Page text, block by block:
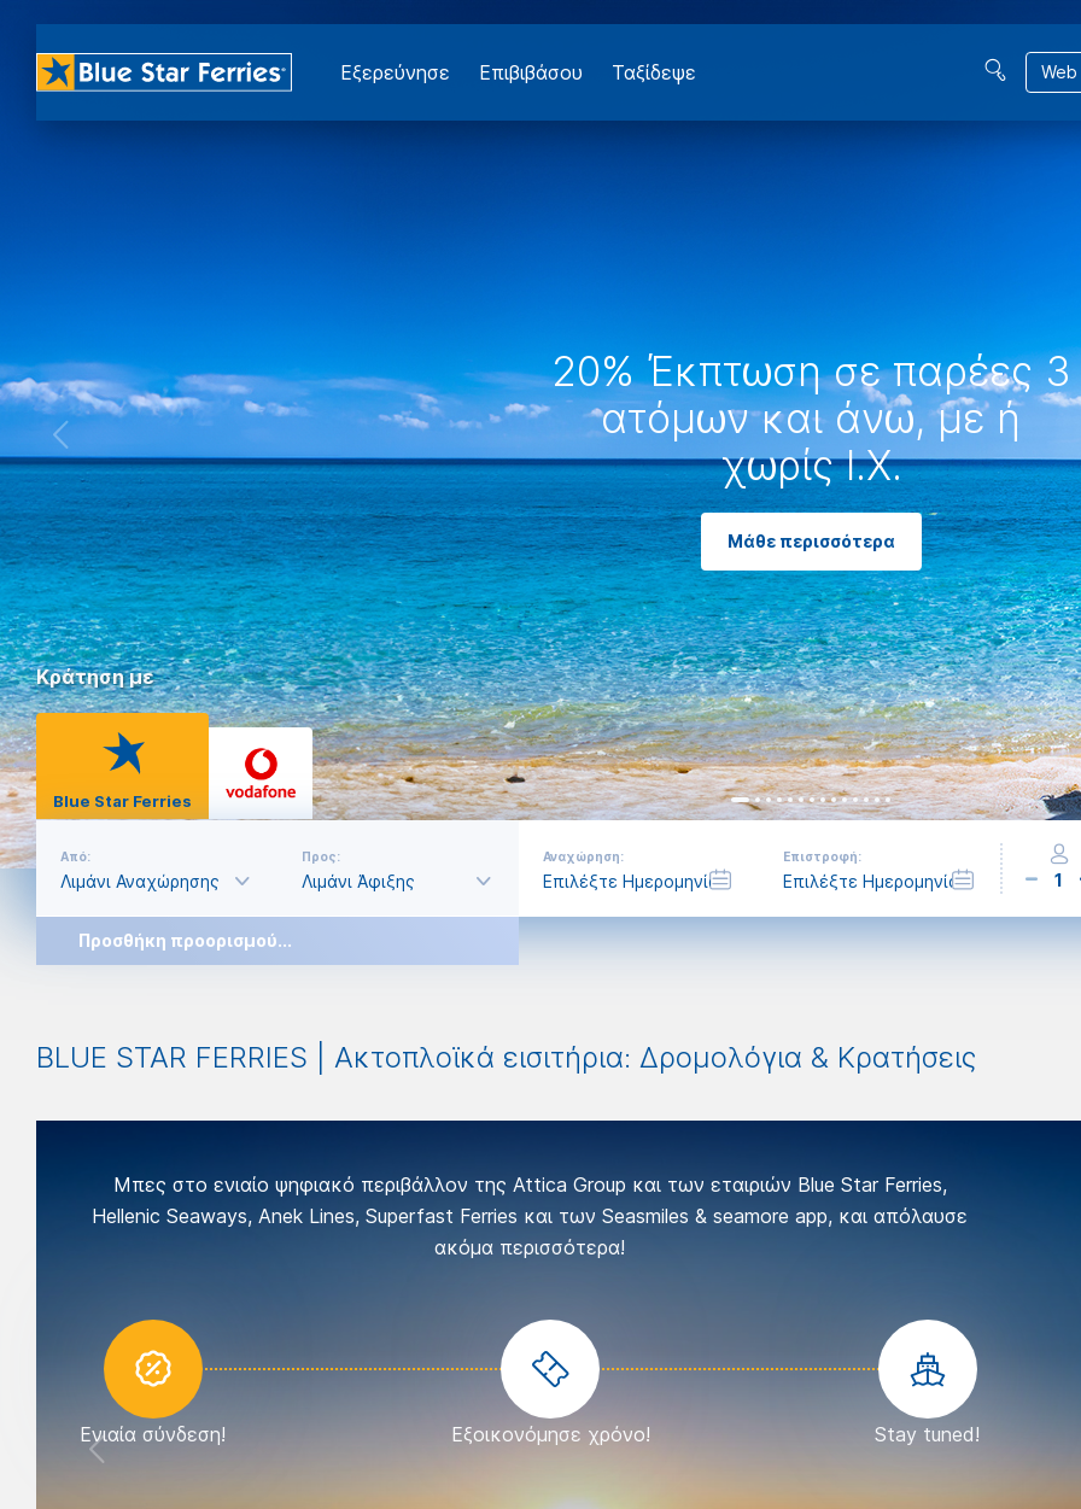
Εξερεύνησε Επιβιβάσου Ταξίδεψε Web
20% Έκπτωση σε παρέες 3
ατόμων και άνω, με ή
χωρίς Ι.Χ.
Μάθε περισσότερα
Κράτηση με
Blue Star Ferries
Από: Προς: Αναχώρηση: Επιστροφή:
Προσθήκη προορισμού...
1
BLUE STAR FERRIES | Ακτοπλοϊκά εισιτήρια: Δρομολόγια & Κρατήσεις
Μπες στο ενιαίο ψηφιακό περιβάλλον της Attica Group και των εταιριών Blue Star Ferries,
Hellenic Seaways, Anek Lines, Superfast Ferries και των Seasmiles & seamore app, και απόλαυσε
ακόμα περισσότερα!
Ενιαία σύνδεση! Εξοικονόμησε χρόνο! Stay tuned!